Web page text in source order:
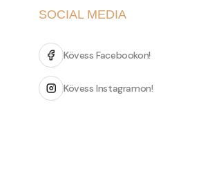
SOCIAL MEDIA
Kövess Facebookon!
Kövess Instagramon!